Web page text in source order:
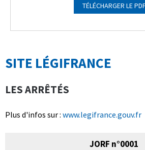
TÉLÉCHARGER LE
SITE LÉGIFRANCE
LES ARRÊTÉS
Plus d'infos sur : www.legifrance.gouv.fr
JORF n°0001